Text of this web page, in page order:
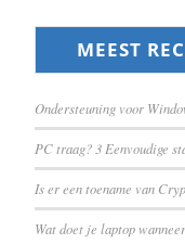
MEEST
Ondersteuning voor
PC traag? 3 Eenvoudige
Is er een toename van
Wat doet je laptop